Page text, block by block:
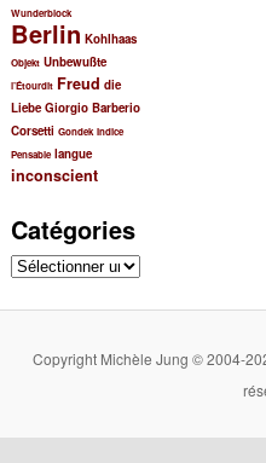
Wunderblock
Berlin Kohlhaas
Objekt Unbewußte
l’Étourdit Freud die
Liebe Giorgio Barberio
Corsetti Gondek Indice
Pensable langue
inconscient
Catégories
Catégories
Copyright Michèle Jung © 2004-